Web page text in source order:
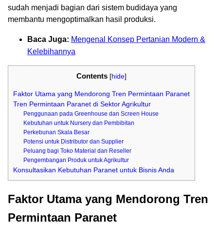
sudah menjadi bagian dari sistem budidaya yang
membantu mengoptimalkan hasil produksi.
Baca Juga: Mengenal Konsep Pertanian Modern &
Kelebihannya
Contents [hide]
Faktor Utama yang Mendorong Tren Permintaan Paranet
Tren Permintaan Paranet di Sektor Agrikultur
Penggunaan pada Greenhouse dan Screen House
Kebutuhan untuk Nursery dan Pembibitan
Perkebunan Skala Besar
Potensi untuk Distributor dan Supplier
Peluang bagi Toko Material dan Reseller
Pengembangan Produk untuk Agrikultur
Konsultasikan Kebutuhan Paranet untuk Bisnis Anda
Faktor Utama yang Mendorong Tren
Permintaan Paranet